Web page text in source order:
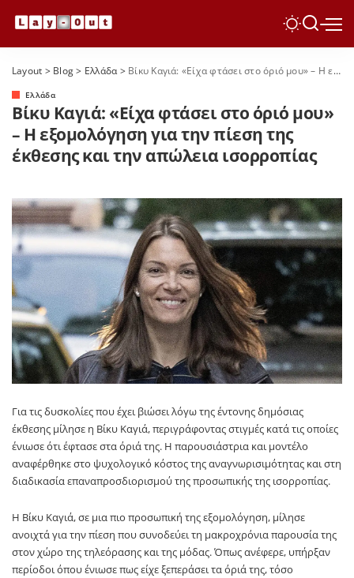
Layout > Blog> Ελλάδα> Βίκυ Καγιά: «Είχα φτάσει στο όριό μου» – Η εξομολόγηση για την πίεση της έκθεσης και την απώλεια ισορροπίας
Ελλάδα
Βίκυ Καγιά: «Είχα φτάσει στο όριό μου»
– Η εξομολόγηση για την πίεση της
έκθεσης και την απώλεια ισορροπίας
Για τις δυσκολίες που έχει βιώσει λόγω της έντονης δημόσιας
έκθεσης μίλησε η Βίκυ Καγιά, περιγράφοντας στιγμές κατά τις οποίες
ένιωσε ότι έφτασε στα όριά της. Η παρουσιάστρια και μοντέλο
αναφέρθηκε στο ψυχολογικό κόστος της αναγνωρισιμότητας και στη
διαδικασία επαναπροσδιορισμού της προσωπικής της ισορροπίας.
Η Βίκυ Καγιά, σε μια πιο προσωπική της εξομολόγηση, μίλησε
ανοιχτά για την πίεση που συνοδεύει τη μακροχρόνια παρουσία της
στον χώρο της τηλεόρασης και της μόδας. Όπως ανέφερε, υπήρξαν
περίοδοι όπου ένιωσε πως είχε ξεπεράσει τα όριά της, τόσο